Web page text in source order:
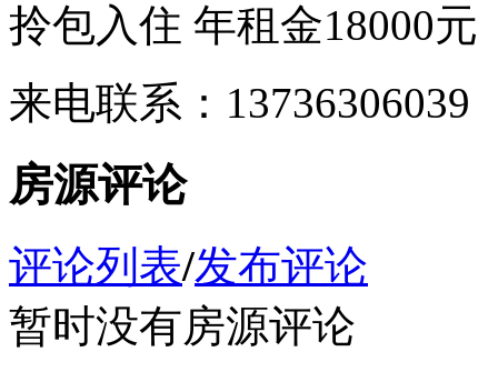
拎包入住 年租金18000元
来电联系：13736306039
房源评论
评论列表/发布评论
暂时没有房源评论